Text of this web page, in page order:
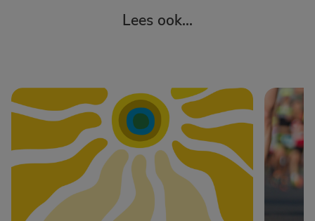
Lees ook...